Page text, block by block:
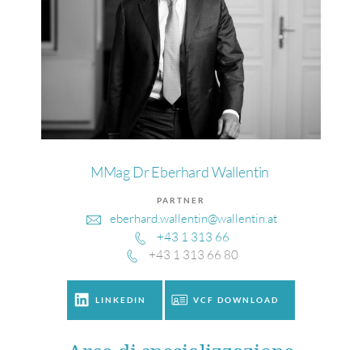
MMag Dr Eberhard Wallentin
PARTNER
eberhard.wallentin@wallentin.at
+43 1 313 66
+43 1 313 66 80
LINKEDIN VCF DOWNLOAD